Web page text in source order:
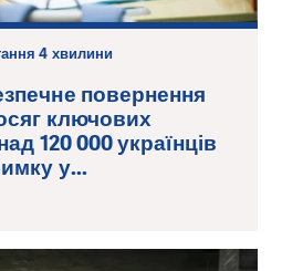
4 хвилини
повернення
ключових
120 000 українців
у...